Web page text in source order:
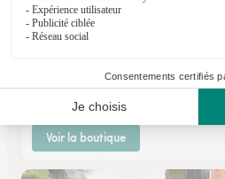
Etamine
★★★★★4.7 (42)
place Pierre Caumont
Voir la boutique